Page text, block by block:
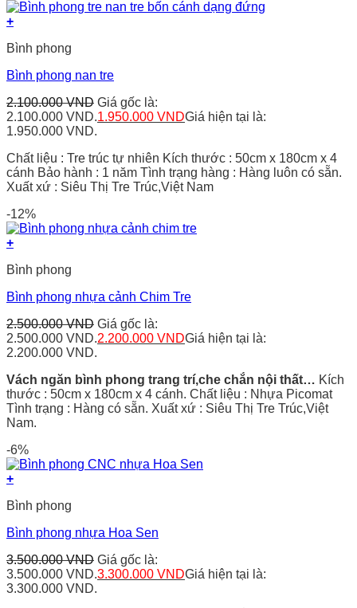
+
Bình phong
Bình phong nan tre
2.100.000VND Giá gốc là:
2.100.000 VND.1.950.000 VNDGiá hiện tại là:
1.950.000 VND.
Chất liệu : Tre trúc tự nhiên Kích thước : 50cm x 180cm x 4
cánh Bảo hành : 1 năm Tình trạng hàng : Hàng luôn có sẵn.
Xuất xứ : Siêu Thị Tre Trúc,Việt Nam
-12%
+
Bình phong
Bình phong nhựa cảnh Chim Tre
2.500.000VND Giá gốc là:
2.500.000 VND.2.200.000 VNDGiá hiện tại là:
2.200.000 VND.
Vách ngăn bình phong trang trí,che chắn nội thất… Kích
thước : 50cm x 180cm x 4 cánh. Chất liệu : Nhựa Picomat
Tình trạng : Hàng có sẵn. Xuất xứ : Siêu Thị Tre Trúc,Việt
Nam.
-6%
+
Bình phong
Bình phong nhựa Hoa Sen
3.500.000VND Giá gốc là:
3.500.000 VND.3.300.000 VNDGiá hiện tại là:
3.300.000 VND.